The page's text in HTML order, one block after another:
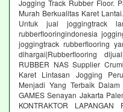
Jogging Track Rubber Floor.
Murah Berkualitas Karet
Untuk jual joggingtrack
rubberflooringindonesia
joggingtrack rubberflooring
dihargai|Rubberflooring
RUBBER NAS Supplier
Karet Lintasan Jogging
Menjadi Yang Terbaik
GAMES Senayan Jakarta
KONTRAKTOR